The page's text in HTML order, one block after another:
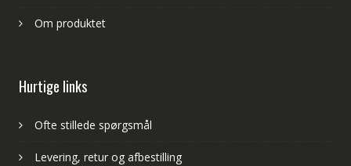
Om produktet
Hurtige links
Ofte stillede spørgsmål
Levering, retur og afbestilling